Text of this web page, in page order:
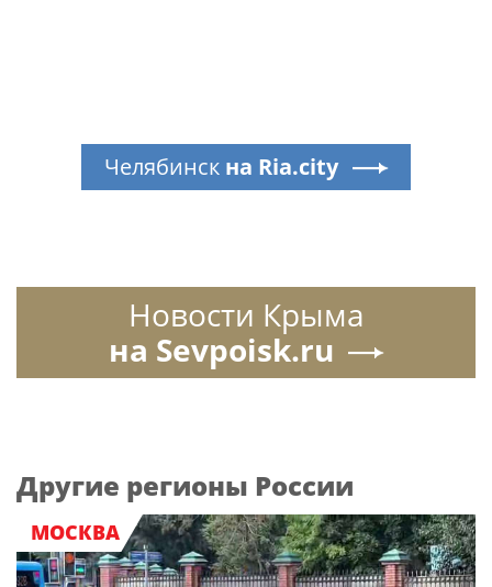
Челябинск на Ria.city
Новости Крыма
на Sevpoisk.ru
Другие регионы России
МОСКВА